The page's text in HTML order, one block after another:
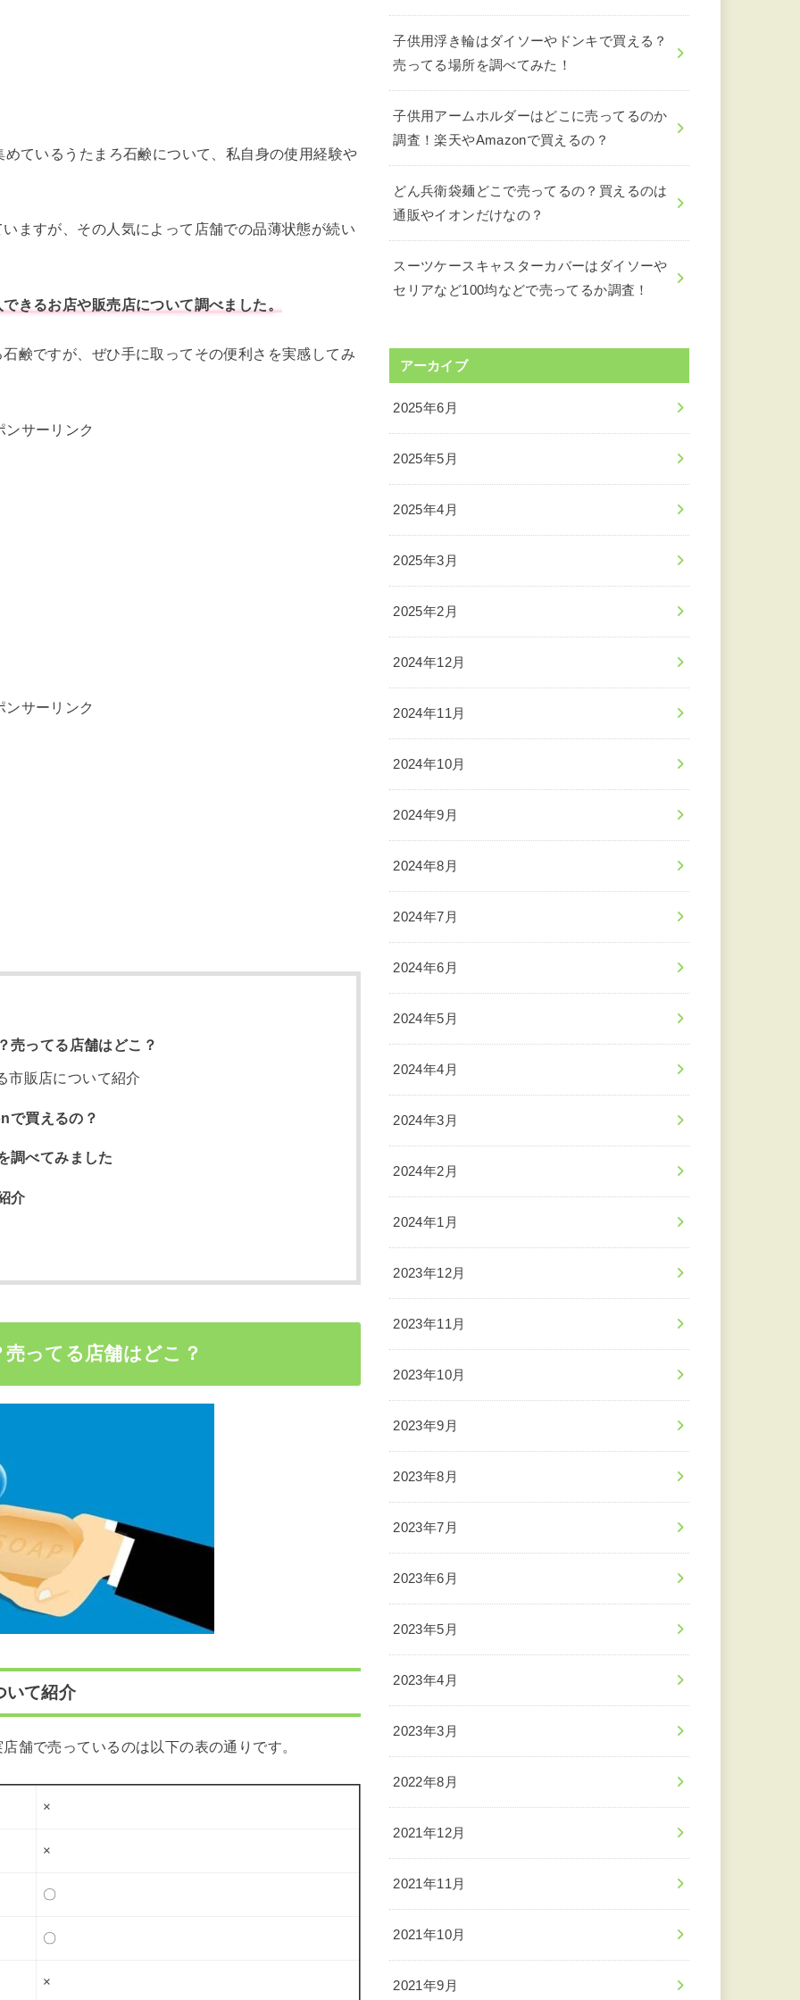
ているうたまろ石鹸について、私自身の使用経験や
ますが、その人気によって店舗での品薄状態が続い
きるお店や販売店について調べました。
鹸ですが、ぜひ手に取ってその便利さを実感してみ
ンサーリンク
ンサーリンク
売ってる店舗はどこ？
市販店について紹介
で買えるの？
調べてみました
介
ってる店舗はどこ？
いて紹介
舗で売っているのは以下の表の通りです。
×
×
〇
〇
×
子供用浮き輪はダイソーやドンキで買える？
売ってる場所を調べてみた！
子供用アームホルダーはどこに売ってるのか
調査！楽天やAmazonで買えるの？
どん兵衛袋麺どこで売ってるの？買えるのは
通販やイオンだけなの？
スーツケースキャスターカバーはダイソーや
セリアなど100均などで売ってるか調査！
アーカイブ
2025年6月
2025年5月
2025年4月
2025年3月
2025年2月
2024年12月
2024年11月
2024年10月
2024年9月
2024年8月
2024年7月
2024年6月
2024年5月
2024年4月
2024年3月
2024年2月
2024年1月
2023年12月
2023年11月
2023年10月
2023年9月
2023年8月
2023年7月
2023年6月
2023年5月
2023年4月
2023年3月
2022年8月
2021年12月
2021年11月
2021年10月
2021年9月